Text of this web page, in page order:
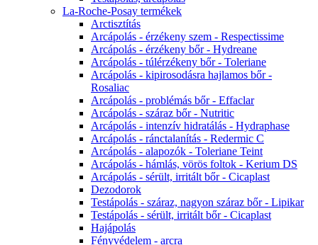
La-Roche-Posay termékek
Arctisztítás
Arcápolás - érzékeny szem - Respectissime
Arcápolás - érzékeny bőr - Hydreane
Arcápolás - túlérzékeny bőr - Toleriane
Arcápolás - kipirosodásra hajlamos bőr -
Rosaliac
Arcápolás - problémás bőr - Effaclar
Arcápolás - száraz bőr - Nutritic
Arcápolás - intenzív hidratálás - Hydraphase
Arcápolás - ránctalanítás - Redermic C
Arcápolás - alapozók - Toleriane Teint
Arcápolás - hámlás, vörös foltok - Kerium DS
Arcápolás - sérült, irritált bőr - Cicaplast
Dezodorok
Testápolás - száraz, nagyon száraz bőr - Lipikar
Testápolás - sérült, irritált bőr - Cicaplast
Hajápolás
Fényvédelem - arcra